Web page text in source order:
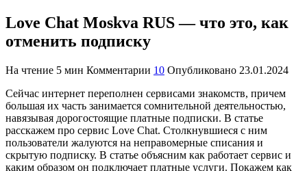
Love Chat Moskva RUS — что это, как
отменить подписку
На чтение 5 мин Комментарии 10 Опубликовано 23.01.2024
Сейчас интернет переполнен сервисами знакомств, причем
большая их часть занимается сомнительной деятельностью,
навязывая дорогостоящие платные подписки. В статье
расскажем про сервис Love Chat. Столкнувшиеся с ним
пользователи жалуются на неправомерные списания и
скрытую подписку. В статье объясним как работает сервис и
каким образом он подключает платные услуги. Покажем как